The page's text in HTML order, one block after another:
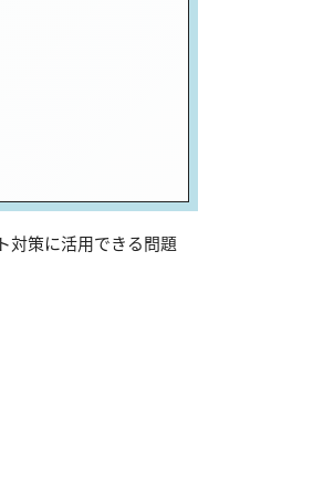
対策に活用できる問題